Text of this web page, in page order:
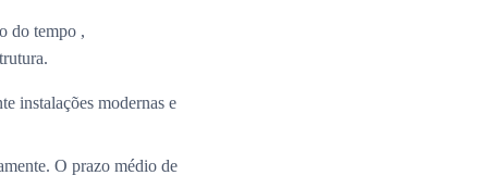
do tempo ,
instalações modernas e
O prazo médio de